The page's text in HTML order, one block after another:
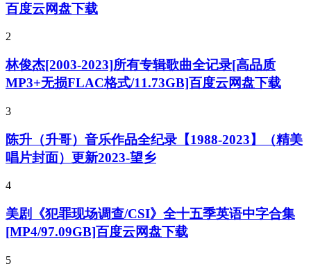
百度云网盘下载
2
林俊杰[2003-2023]所有专辑歌曲全记录[高品质
MP3+无损FLAC格式/11.73GB]百度云网盘下载
3
陈升（升哥）音乐作品全纪录【1988-2023】（精美
唱片封面）更新2023-望乡
4
美剧《犯罪现场调查/CSI》全十五季英语中字合集
[MP4/97.09GB]百度云网盘下载
5